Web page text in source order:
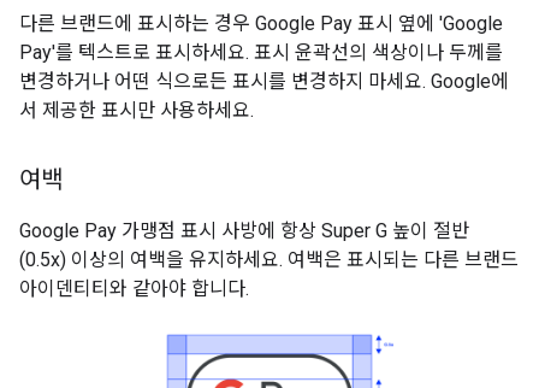
다른 브랜드에 표시하는 경우 Google Pay 표시 옆에 'Google
Pay'를 텍스트로 표시하세요. 표시 윤곽선의 색상이나 두께를
변경하거나 어떤 식으로든 표시를 변경하지 마세요. Google에
서 제공한 표시만 사용하세요.
여백
Google Pay 가맹점 표시 사방에 항상 Super G 높이 절반
(0.5x) 이상의 여백을 유지하세요. 여백은 표시되는 다른 브랜드
아이덴티티와 같아야 합니다.